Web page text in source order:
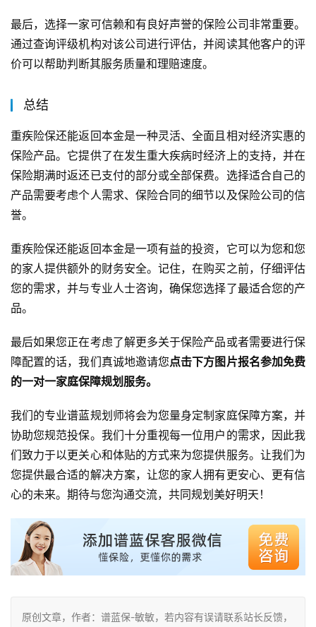
最后，选择一家可信赖和有良好声誉的保险公司非常重要。
通过查询评级机构对该公司进行评估，并阅读其他客户的评
价可以帮助判断其服务质量和理赔速度。
总结
重疾险保还能返回本金是一种灵活、全面且相对经济实惠的
保险产品。它提供了在发生重大疾病时经济上的支持，并在
保险期满时返还已支付的部分或全部保费。选择适合自己的
产品需要考虑个人需求、保险合同的细节以及保险公司的信
誉。
重疾险保还能返回本金是一项有益的投资，它可以为您和您
的家人提供额外的财务安全。记住，在购买之前，仔细评估
您的需求，并与专业人士咨询，确保您选择了最适合您的产
品。
最后如果您正在考虑了解更多关于保险产品或者需要进行保
障配置的话，我们真诚地邀请您点击下方图片报名参加免费
的一对一家庭保障规划服务。
我们的专业谱蓝规划师将会为您量身定制家庭保障方案，并
协助您规范投保。我们十分重视每一位用户的需求，因此我
们致力于以更关心和体贴的方式来为您提供服务。让我们为
您提供最合适的解决方案，让您的家人拥有更安心、更有信
心的未来。期待与您沟通交流，共同规划美好明天！
原创文章，作者：谱蓝保-敏敏，若内容有误请联系站长反馈，